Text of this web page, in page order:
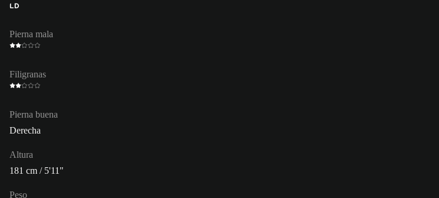
LD
Pierna mala
Filigranas
Pierna buena
Derecha
Altura
181 cm / 5'11"
Peso